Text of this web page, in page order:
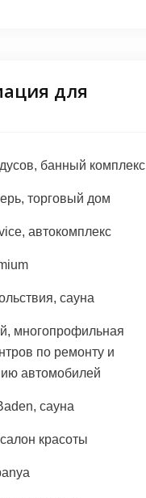
для
банный комплекс
торговый дом
автокомплекс
сауна
многопрофильная
по ремонту и
автомобилей
сауна
красоты